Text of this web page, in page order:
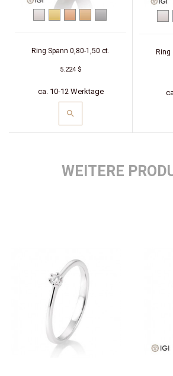
Weißgold
Gelbgold
RotgoldRoségold
Ring Spann 0,80-1,50 ct.
5.224 $
ca. 10-12 Werktage
Ring
WEITERE